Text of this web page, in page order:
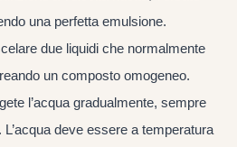
una perfetta emulsione.
due liquidi che normalmente
un composto omogeneo.
l’acqua gradualmente, sempre
deve essere a temperatura